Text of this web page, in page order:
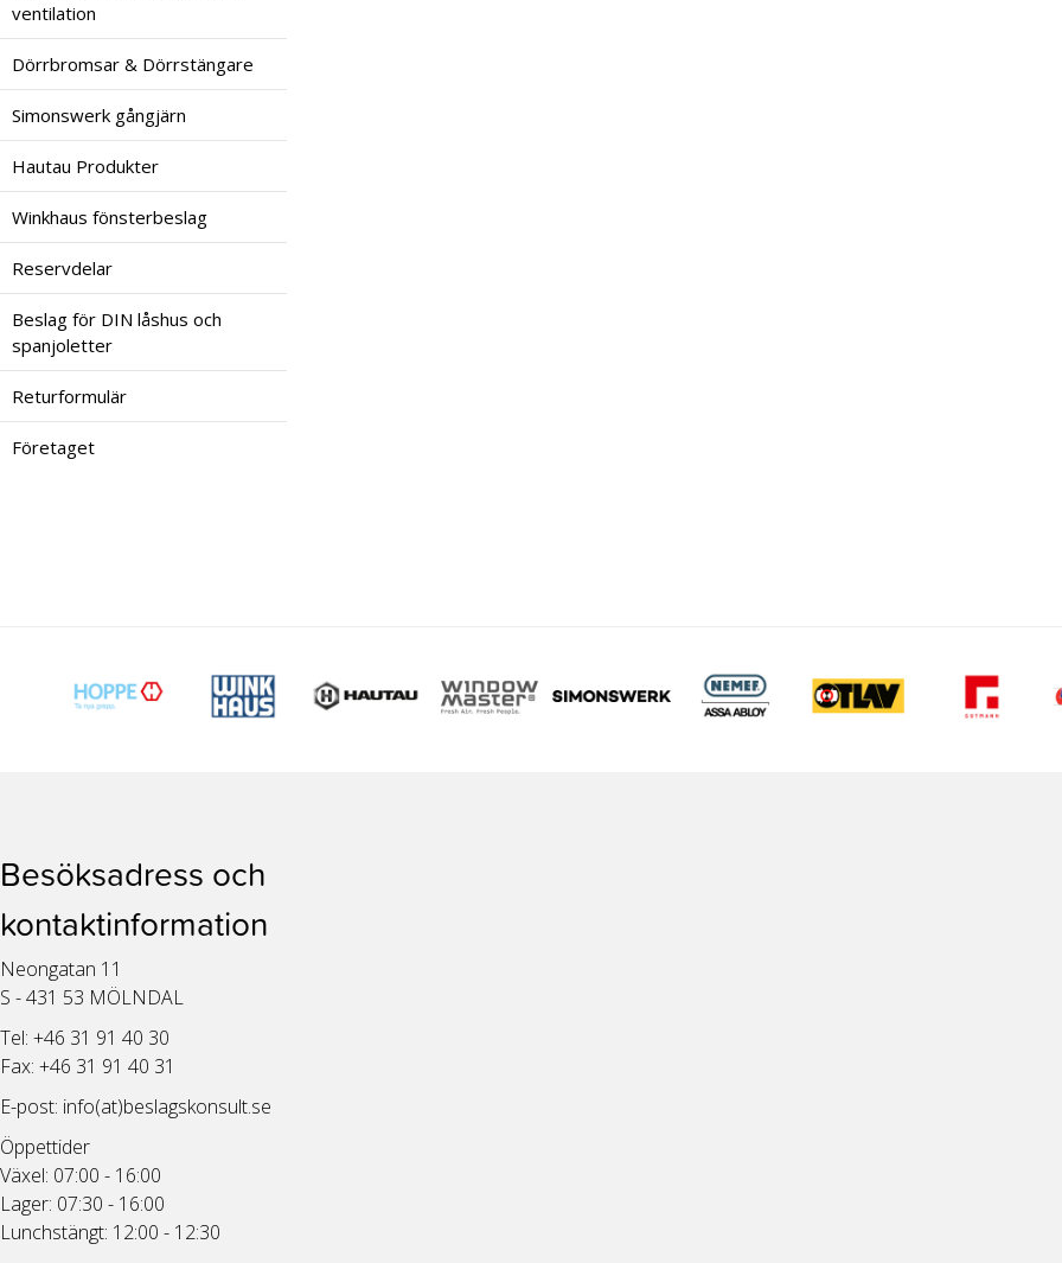
ventilation
Dörrbromsar & Dörrstängare
Simonswerk gångjärn
Hautau Produkter
Winkhaus fönsterbeslag
Reservdelar
Beslag för DIN låshus och
spanjoletter
Returformulär
Företaget
Besöksadress och
kontaktinformation
Neongatan 11
S - 431 53 MÖLNDAL
Tel: +46 31 91 40 30
Fax: +46 31 91 40 31
E-post: info(at)beslagskonsult.se
Öppettider
Växel: 07:00 - 16:00
Lager: 07:30 - 16:00
Lunchstängt: 12:00 - 12:30